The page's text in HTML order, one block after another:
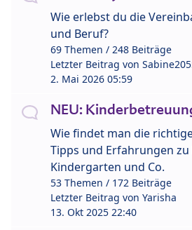
Wie erlebst du die
und Beruf?
69 Themen / 248 Beiträge
Letzter Beitrag von
2. Mai 2026 05:59
NEU:
Wie findet man die
Tipps und Erfahrungen zu
Kindergarten und Co.
53 Themen / 172 Beiträge
Letzter Beitrag von Yarisha
13. Okt 2025 22:40